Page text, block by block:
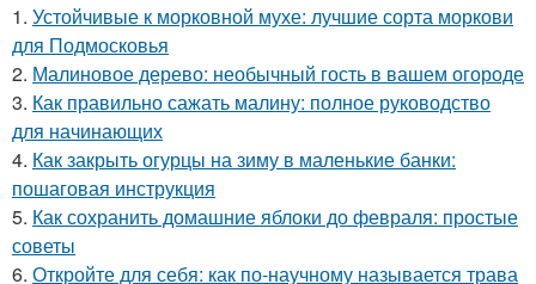
1. Устойчивые к морковной мухе: лучшие сорта моркови
для Подмосковья
2. Малиновое дерево: необычный гость в вашем огороде
3. Как правильно сажать малину: полное руководство
для начинающих
4. Как закрыть огурцы на зиму в маленькие банки:
пошаговая инструкция
5. Как сохранить домашние яблоки до февраля: простые
советы
6. Откройте для себя: как по-научному называется трава